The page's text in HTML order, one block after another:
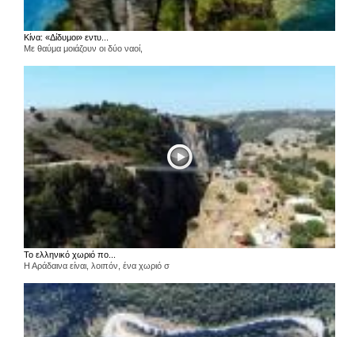
Κίνα: «Δίδυμοι» εντυ...
Με θαύμα μοιάζουν οι δύο ναοί,
Το ελληνικό χωριό πο...
Η Αράδαινα είναι, λοιπόν, ένα χωριό σ